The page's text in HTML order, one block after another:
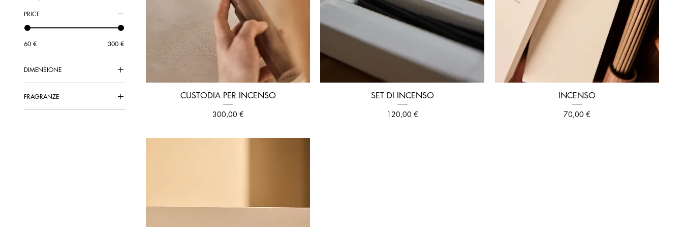
PRICE
60 € 300 €
DIMENSIONE
FOR 14CM
FOR 25CM
FRAGRANZE
GOLDEN NEPAL
CUSTODIA PER INCENSO
Prezzo
300,00 €
SET DI INCENSO
Prezzo
120,00 €
INCENSO
Prezzo
70,00 €